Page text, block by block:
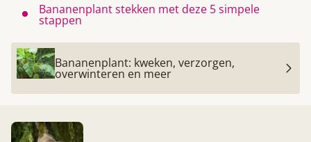
Bananenplant stekken met deze 5 simpele
stappen
Bananenplant: kweken, verzorgen,
overwinteren en meer